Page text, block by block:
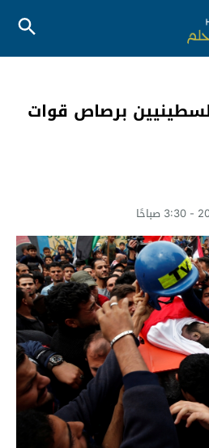
برصاص قوات